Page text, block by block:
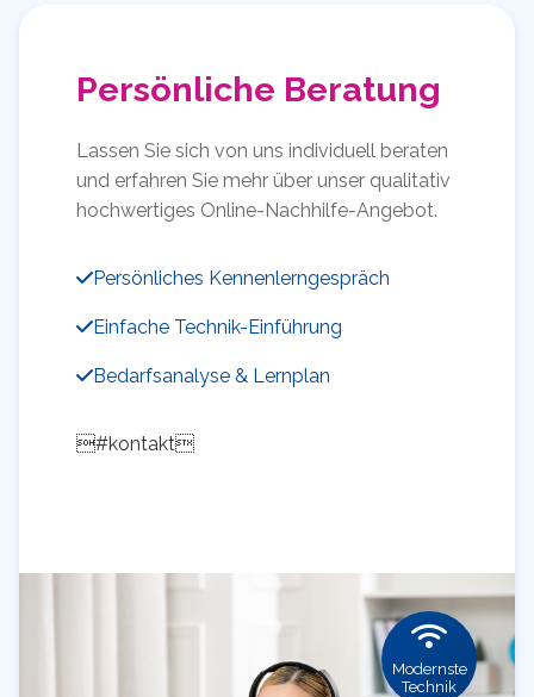
Persönliche Beratung
Lassen Sie sich von uns individuell beraten
und erfahren Sie mehr über unser qualitativ
hochwertiges Online-Nachhilfe-Angebot.
Persönliches Kennenlerngespräch
Einfache Technik-Einführung
Bedarfsanalyse & Lernplan
#kontakt
Modernste
Technik